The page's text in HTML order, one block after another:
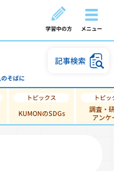
学習中の方 メニュー
そばに
記事検索
KUMONのSDGs
調査・
アンケ